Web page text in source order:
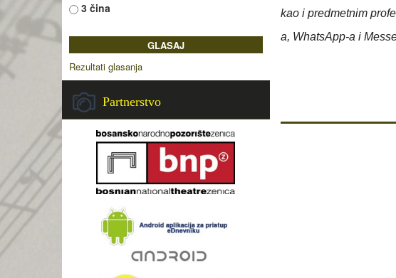
3 čina
Rezultati glasanja
Partnerstvo
kao i predmetnim
a, WhatsApp-a i